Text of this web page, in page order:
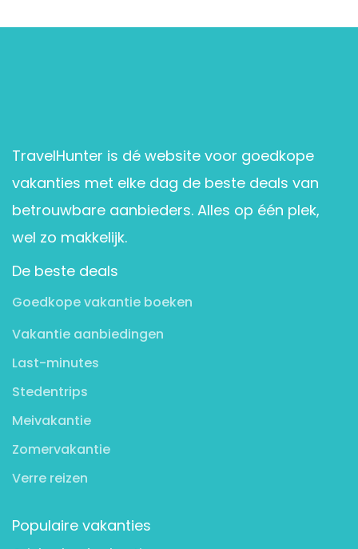
TravelHunter is dé website voor goedkope
vakanties met elke dag de beste deals van
betrouwbare aanbieders. Alles op één plek,
wel zo makkelijk.
De beste deals
Goedkope vakantie boeken
Vakantie aanbiedingen
Last-minutes
Stedentrips
Meivakantie
Zomervakantie
Verre reizen
Populaire vakanties